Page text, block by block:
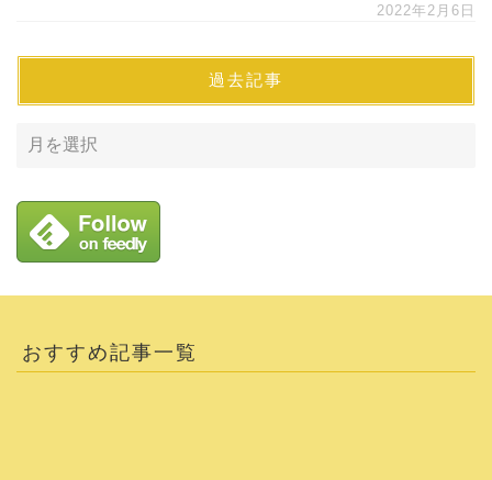
2022年2月6日
過去記事
おすすめ記事一覧